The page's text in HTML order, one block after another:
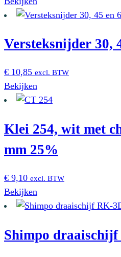
kan
worden
op
Versteksnijder 30,
€ 10,85 excl. BTW
Bekijken
Klei 254, wit met
mm 25%
€ 9,10 excl. BTW
Bekijken
Shimpo